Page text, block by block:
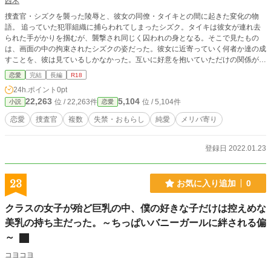
捜査官・シズクを襲った陵辱と、彼女の同僚・タイキとの間に起きた変化の物
語。 追っていた犯罪組織に捕らわれてしまったシズク。タイキは彼女が連れ去
られた手がかりを掴むが、襲撃され同じく囚われの身となる。そこで見たもの
は、画面の中の拘束されたシズクの姿だった。彼女に近寄っていく何者か達の成
すことを、彼は見ているしかなかった。互いに好意を抱いていただけの関係が、
この事件を機に、深く抉られていく……。
恋愛 完結 長編 R18
24h.ポイント 0pt
小説 22,263 位 / 22,263件 恋愛 5,104 位 / 5,104件
恋愛 捜査官 複数 失禁・おもらし 純愛 メリバ寄り
登録日 2022.01.23
23 お気に入り追加 0
クラスの女子が殆ど巨乳の中、僕の好きな子だけは控えめな
美乳の持ち主だった。～ちっぱいバニーガールに絆される偏
～
コヨコヨ